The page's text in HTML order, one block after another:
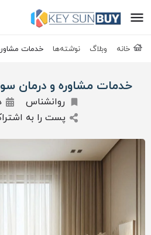
خانه وبلاگ نوشته‌ها خدمات
خدمات مشاوره و درمان
روانشناس
پست را به